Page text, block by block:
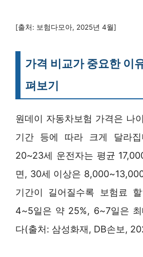
[출처: 보험다모아, 2025년 4월]
가격 비교가 중요한 이
펴보기
원데이 자동차보험 가격은 나
기간 등에 따라 크게 달라
20~23세 운전자는 평균
면, 30세 이상은
기간이 길어질수록 보험료
4~5일은 약 25%, 6~7일은
다(출처: 삼성화재, DB손보,